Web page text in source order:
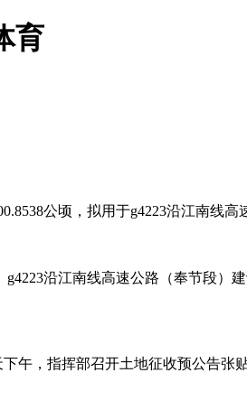
育
公顷，拟用于g4223沿江南线
沿江南线高速公路（奉节段
午，指挥部召开土地征收预公告张